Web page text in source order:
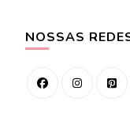
NOSSAS